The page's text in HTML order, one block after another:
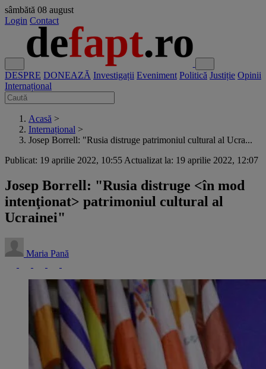
sâmbătă 08 august
Login Contact
DESPRE DONEAZĂ Investigații Eveniment Politică Justiție Opinii
Internațional
Acasă >
Internațional >
Josep Borrell: "Rusia distruge patrimoniul cultural al Ucra...
Publicat: 19 aprilie 2022, 10:55 Actualizat la: 19 aprilie 2022, 12:07
Josep Borrell: "Rusia distruge <în mod
intenţionat> patrimoniul cultural al
Ucrainei"
Maria Pană